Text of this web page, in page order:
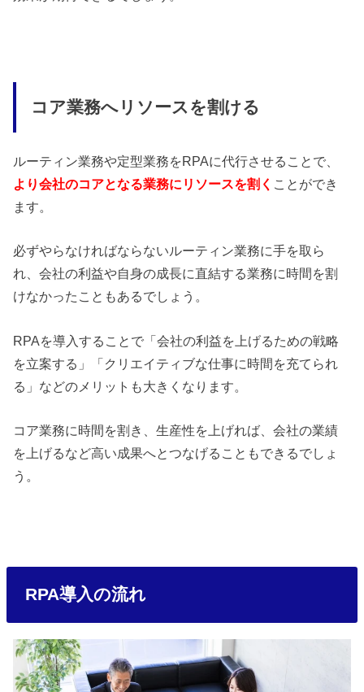
コア業務へリソースを割ける
ルーティン業務や定型業務をRPAに代行させることで、
より会社のコアとなる業務にリソースを割く ことができ
ます。
必ずやらなければならないルーティン業務に手を取ら
れ、会社の利益や自身の成長に直結する業務に時間を割
けなかったこともあるでしょう。
RPAを導入することで「会社の利益を上げるための戦略
を立案する」「クリエイティブな仕事に時間を充てられ
る」などのメリットも大きくなります。
コア業務に時間を割き、生産性を上げれば、会社の業績
を上げるなど高い成果へとつなげることもできるでしょ
う。
RPA導入の流れ